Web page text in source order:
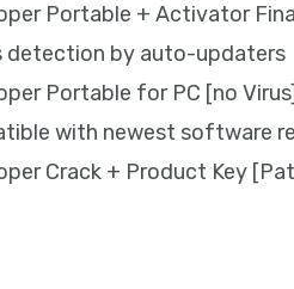
Portable + Activator
detection by auto-updaters
Portable for PC [no
with newest software
Crack + Product Key